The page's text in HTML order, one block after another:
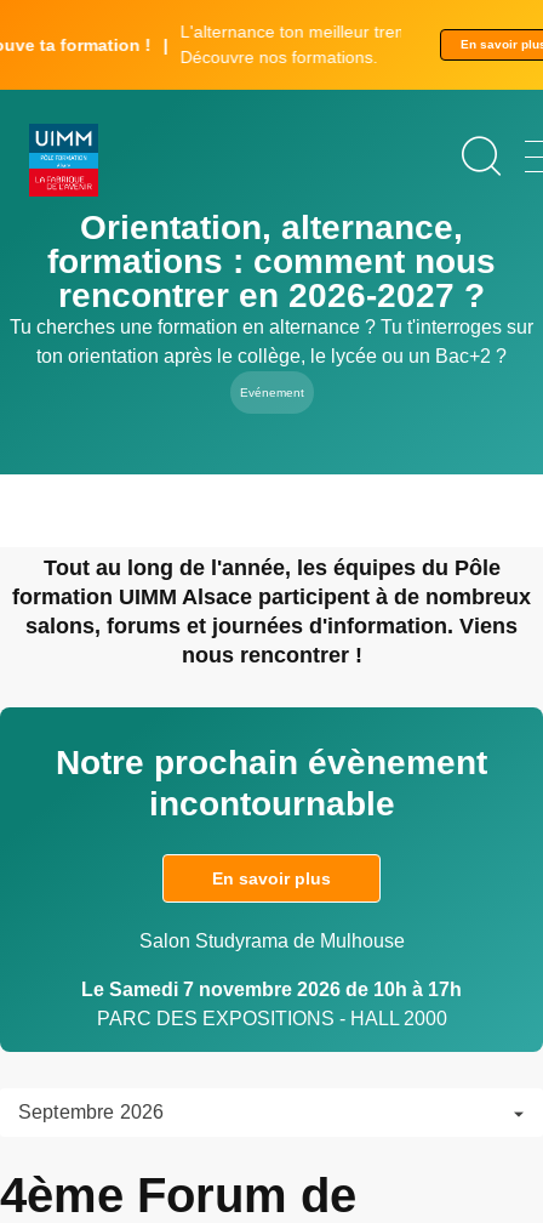
auformation !
L'alternance ton meilleur tremplin.
Découvre nos formations.
En savoir
Evénement
Orientation, alternance,
formations : comment nous
rencontrer en 2026-2027 ?
Tu cherches une formation en alternance ? Tu t'interroges sur
ton orientation après le collège, le lycée ou un Bac+2 ?
Tout au long de l'année, les équipes du Pôle
formation UIMM Alsace participent à de nombreux
salons, forums et journées d'information. Viens
nous rencontrer !
Notre prochain évènement
incontournable
Salon Studyrama de Mulhouse
Le Samedi 7 novembre 2026 de 10h à 17h
PARC DES EXPOSITIONS - HALL 2000
En savoir plus
Septembre 2026
4ème Forum de